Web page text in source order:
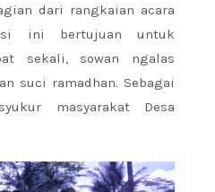
dari rangkaian acara
ini bertujuan untuk
sekali, sowan ngalas
suci ramadhan. Sebagai
masyarakat Desa